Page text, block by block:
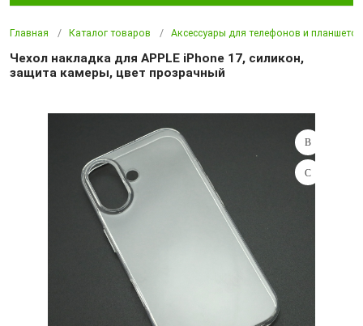
Главная Каталог товаров Аксессуары для телефонов и планшетов
Чехол накладка для APPLE iPhone 17, силикон,
защита камеры, цвет прозрачный